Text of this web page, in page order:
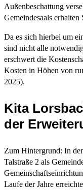
Außenbeschattung
Gemeindesaals erhalten
Da es sich hierbei um
sind nicht alle
erschwert die
Kosten in Höhen von
2025).
Kita
der
Zum Hintergrund: In
Talstraße 2 als
Laufe der Jahre